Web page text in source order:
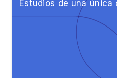
Estudios de una única